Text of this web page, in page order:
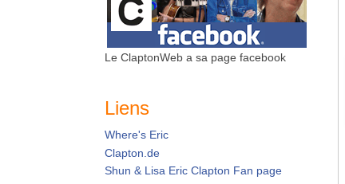
Le ClaptonWeb a sa page facebook
Liens
Where's Eric
Clapton.de
Shun & Lisa Eric Clapton Fan page